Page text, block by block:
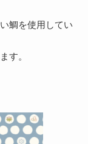
鯛を使用してい
す。